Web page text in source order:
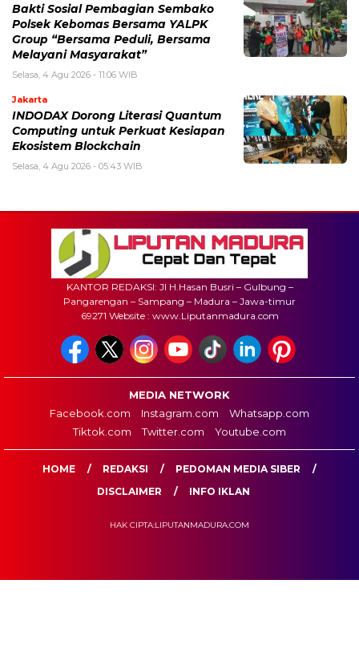
Bakti Sosial Pembagian Sembako
Polsek Kebomas Bersama YALPK
Group “Bersama Peduli, Bersama
Melayani Masyarakat”
Selasa, 4 Agu 2026 - 11:06 WIB
Jakarta
INDODAX Dorong Literasi Quantum
Computing untuk Perkuat Kesiapan
Ekosistem Blockchain
Selasa, 4 Agu 2026 - 05:43 WIB
KANTOR REDAKSI: Jl H.Hasan Busri – Gulbung –
Pangarengan – Sampang – Madura – Jawa-timur
69271 Website : www.Liputanmadura.com
MEDIA NETWORK
Facebook.com
Instagram.com
Whatsapp.com
Tiktok.com
Twitter.com Youtube.com
HOME REDAKSI
PEDOMAN MEDIA SIBER
DISCLAIMER
INFO IKLAN
HAK CIPTA:LIPUTANMADURA.COM